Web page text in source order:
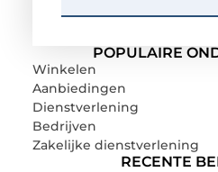
POPULAIRE
Winkelen
Aanbiedingen
Dienstverlening
Bedrijven
Zakelijke dienstverlening
RECENTE